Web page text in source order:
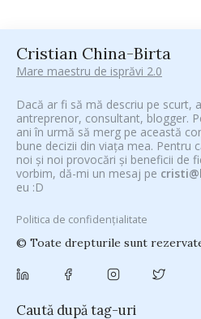
Cristian China-Birta
Mare maestru de isprăvi 2.0
Dacă ar fi să mă descriu pe scurt,
antreprenor, consultant, blogger.
ani în urmă să merg pe această
bune decizii din viața mea. Pentru
noi și noi provocări și beneficii de
vorbim, dă-mi un mesaj pe
eu :D
Politica de confidențialitate
© Toate drepturile sunt
Caută după tag-uri